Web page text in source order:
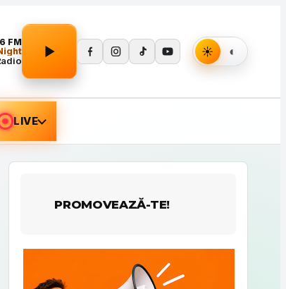
FM
LIVE
PROMOVEAZĂ-TE!